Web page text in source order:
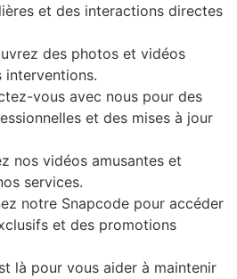
et des interactions directes
des photos et vidéos
interventions.
vous avec nous pour des
et des mises à jour
nos vidéos amusantes et
services.
notre Snapcode pour accéder
et des promotions
là pour vous aider à maintenir